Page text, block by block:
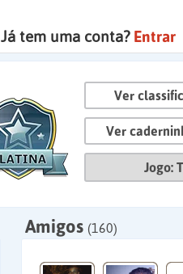
Já tem uma conta? Entrar
Ver
Ver
Amigos (160)